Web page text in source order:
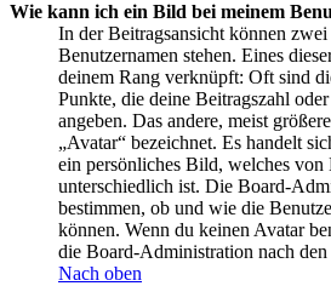
Wie kann ich ein Bild bei meinem
In der Beitragsansicht können
Benutzernamen stehen. Eines
deinem Rang verknüpft: Oft sind
Punkte, die deine Beitragszahl
angeben. Das andere, meist
„Avatar“ bezeichnet. Es handelt
ein persönliches Bild, welches von
unterschiedlich ist. Die Board-
bestimmen, ob und wie die
können. Wenn du keinen Avatar
die Board-Administration nach
Nach oben